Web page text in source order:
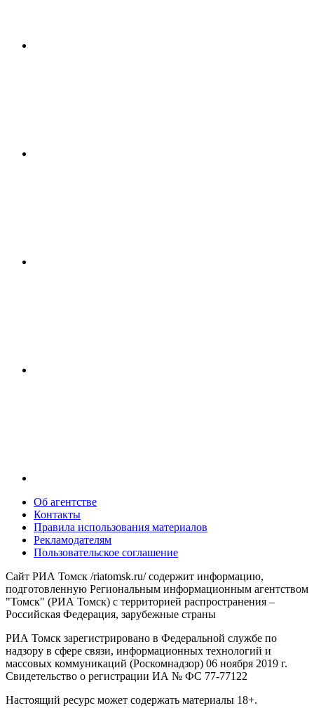
Об агентстве
Контакты
Правила использования материалов
Рекламодателям
Пользовательское соглашение
Сайт РИА Томск /riatomsk.ru/ содержит информацию,
подготовленную Региональным информационным агентством
"Томск" (РИА Томск) с территорией распространения –
Российская Федерация, зарубежные страны
РИА Томск зарегистрировано в Федеральной службе по
надзору в сфере связи, информационных технологий и
массовых коммуникаций (Роскомнадзор) 06 ноября 2019 г.
Свидетельство о регистрации ИА № ФС 77-77122
Настоящий ресурс может содержать материалы 18+.